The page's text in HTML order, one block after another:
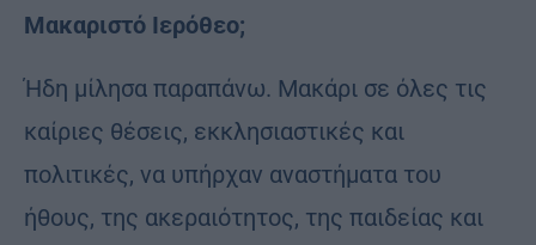
Μακαριστό Ιερόθεο;
Ήδη μίλησα παραπάνω. Μακάρι σε όλες τις
καίριες θέσεις, εκκλησιαστικές και
πολιτικές, να υπήρχαν αναστήματα του
ήθους, της ακεραιότητος, της παιδείας και